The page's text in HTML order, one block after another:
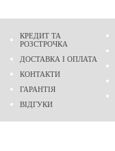
КРЕДИТ ТА
РОЗСТРОЧКА
ДОСТАВКА І ОПЛАТА
КОНТАКТИ
ГАРАНТІЯ
ВІДГУКИ